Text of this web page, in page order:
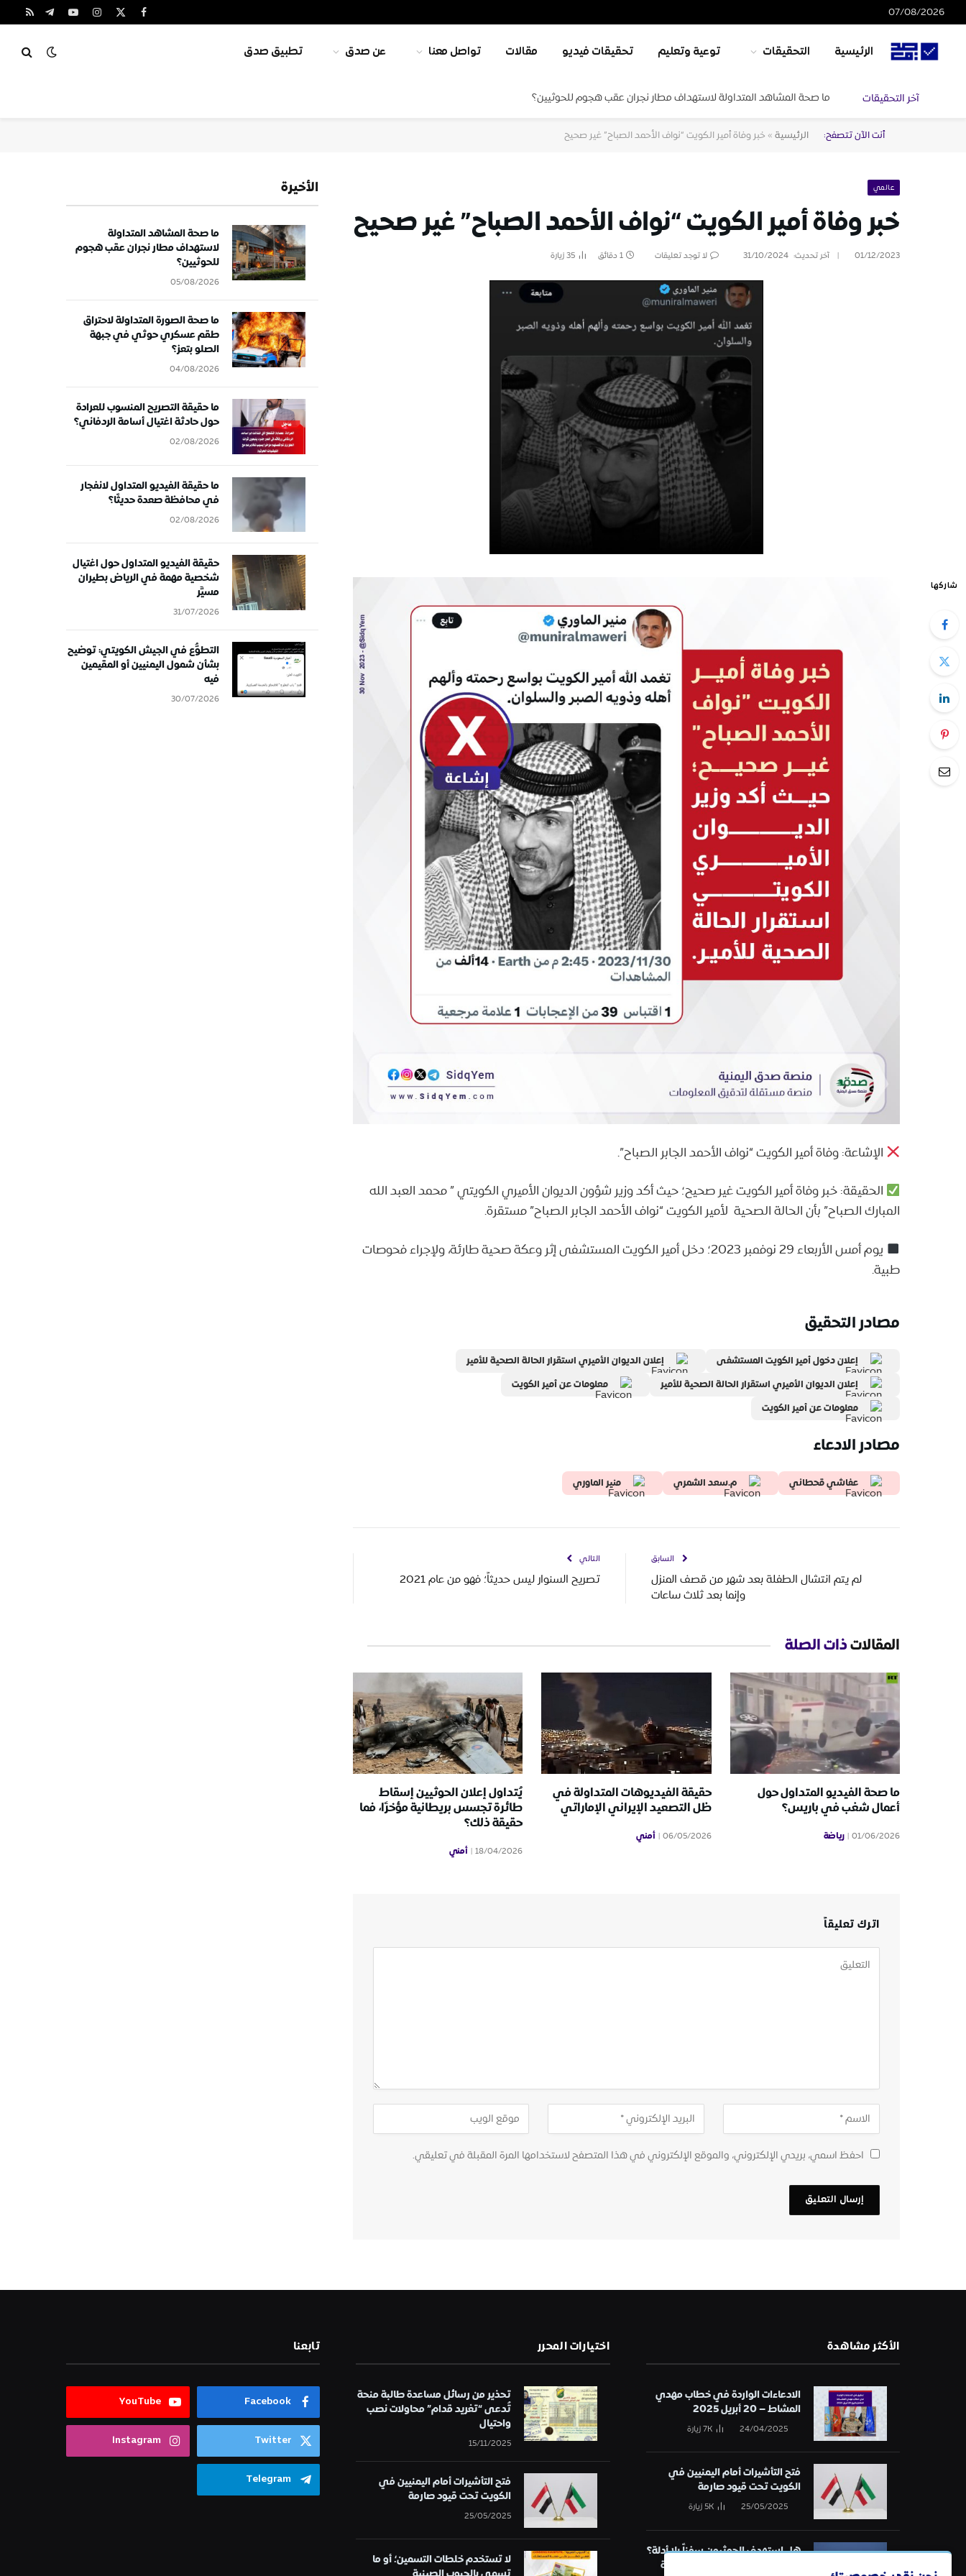
07/08/2026 فيسبوك
X
الانستغراميوتيوبتيلقرامRSS
الرئيسية التحقيقات توعية وتعليم تحقيقات فيديو مقالات تواصل معنا عن صدق تطبيق صدق
آخر التحقيقات ما صحة المشاهد المتداولة لاستهداف مطار نجران عقب هجوم للحوثيين؟
أنت الآن تتصفح: الرئيسية» خبر وفاة أمير الكويت “نواف الأحمد الصباح” غير صحيح
عالمي
خبر وفاة أمير الكويت “نواف الأحمد الصباح” غير صحيح
01/12/2023 آخر تحديث: 31/10/2024 لا توجد تعليقات 1 دقائق 35زيارة
شاركها
الإشاعة: وفاة أمير الكويت “نواف الأحمد الجابر الصباح”.
الحقيقة: خبر وفاة أمير الكويت غير صحيح؛ حيث أكد وزير شؤون الديوان الأميري الكويتي ” محمد العبد الله
المبارك الصباح” بأن الحالة الصحية لأمير الكويت “نواف الأحمد الجابر الصباح” مستقرة.
يوم أمس الأربعاء 29 نوفمبر 2023؛ دخل أمير الكويت المستشفى إثر وعكة صحية طارئة، ولإجراء فحوصات
طبية.
مصادر التحقيق
إعلان دخول أمير الكويت المستشفى
إعلان الديوان الأميري استقرار الحالة الصحية للأمير
إعلان الديوان الأميري استقرار الحالة الصحية للأمير
معلومات عن أمير الكويت
معلومات عن أمير الكويت
مصادر الادعاء
عفاشي قحطاني م.سعد الشمري منير الماوري
السابق
لم يتم انتشال الطفلة بعد شهر من قصف المنزل
وإنما بعد ثلاث ساعات
التالي
تصريح السنوار ليس حديثاً؛ فهو من عام 2021
المقالاتذات الصلة
ما صحة الفيديو المتداول حول
أعمال شغب في باريس؟
01/06/2026 رياضة
حقيقة الفيديوهات المتداولة في
ظل التصعيد الإيراني الإماراتي
06/05/2026 أمني
يُتداول إعلان الحوثيين إسقاط
طائرة تجسس بريطانية مؤخرًا، فما
حقيقة ذلك؟
18/04/2026 أمني
اترك تعليقاً
احفظ اسمي، بريدي الإلكتروني، والموقع الإلكتروني في هذا المتصفح لاستخدامها المرة المقبلة في تعليقي.
الأخيرة
ما صحة المشاهد المتداولة
لاستهداف مطار نجران عقب هجوم
للحوثيين؟
05/08/2026
ما صحة الصورة المتداولة لاحتراق
طقم عسكري حوثي في جبهة
الصلو بتعز؟
04/08/2026
ما حقيقة التصريح المنسوب للعرادة
حول حادثة اغتيال أسامة الردفاني؟
02/08/2026
ما حقيقة الفيديو المتداول لانفجار
في محافظة صعدة حديثًا؟
02/08/2026
حقيقة الفيديو المتداول حول اغتيال
شخصية مهمة في الرياض بطيران
مسيَّر
31/07/2026
التطوُّع في الجيش الكويتي: توضيح
بشأن شمول اليمنيين أو المقيمين
فيه
30/07/2026
الأكثر مشاهدة
الادعاءات الواردة في خطاب مهدي
المشاط – 20 أبريل 2025
24/04/2025
7Kزيارة
فتح التأشيرات أمام اليمنيين في
الكويت تحت قيود صارمة
25/05/2025
5Kزيارة
هل استهدف الحوثيون سفناً بلا أدلة؟
تحقيق في قائمة الهجمات البحرية
اختيارات المحرر
تحذير من رسائل مساعدة طالبة منحة
تُدعى “تغريد قدام” محاولات نصب
واحتيال
15/11/2025
فتح التأشيرات أمام اليمنيين في
الكويت تحت قيود صارمة
25/05/2025
لا تستخدم خلطات التسمين؛ أو ما
تابعنا
Facebook
YouTube
Twitter
Instagram
Telegram